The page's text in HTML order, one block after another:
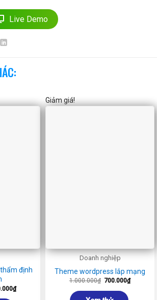
Live Demo
định
₫Giá
hiện
Giảm giá!
Doanh nghiệp
Theme wordpress lắp mạng
1.000.000₫ Giá
là:
1.000.000₫.
700.000₫Giá
hiện